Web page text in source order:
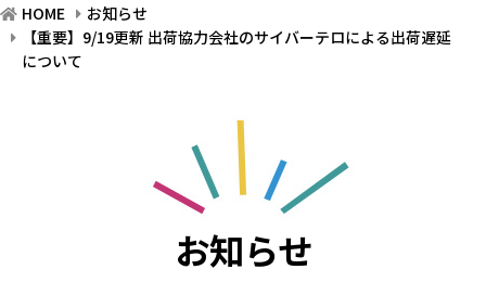
HOME
お知らせ
【重要】9/19更新 出荷協力会社のサイバーテロによる出荷遅延
について
お知らせ